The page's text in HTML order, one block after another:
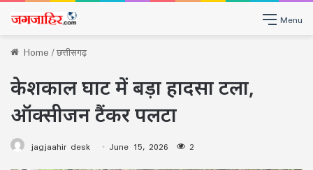
Menu
Home/छत्तीसगढ़
केशकाल घाट में बड़ा हादसा टला,
ऑक्सीजन टैंकर पलटा
jagjaahir desk June 15, 2026 2